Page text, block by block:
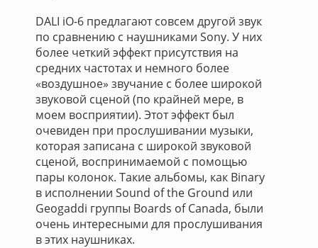
DALI iO-6 предлагают совсем другой звук
по сравнению с наушниками Sony. У них
более четкий эффект присутствия на
средних частотах и немного более
«воздушное» звучание с более широкой
звуковой сценой (по крайней мере, в
моем восприятии). Этот эффект был
очевиден при прослушивании музыки,
которая записана с широкой звуковой
сценой, воспринимаемой с помощью
пары колонок. Такие альбомы, как Binary
в исполнении Sound of the Ground или
Geogaddi группы Boards of Canada, были
очень интересными для прослушивания
в этих наушниках.